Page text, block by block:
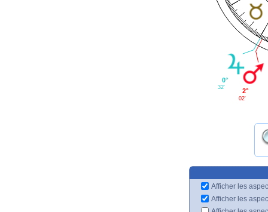
0°
32'
2°
02'
Afficher les
Afficher les